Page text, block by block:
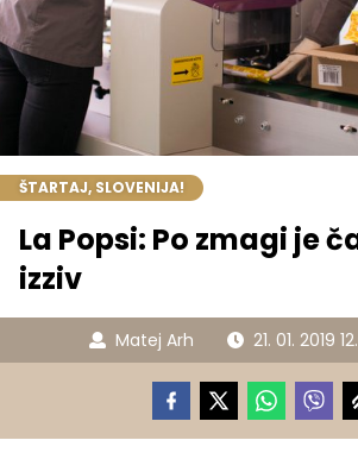
ŠTARTAJ, SLOVENIJA!
La Popsi: Po zmagi je
izziv
Matej Arh 21. 01. 2019